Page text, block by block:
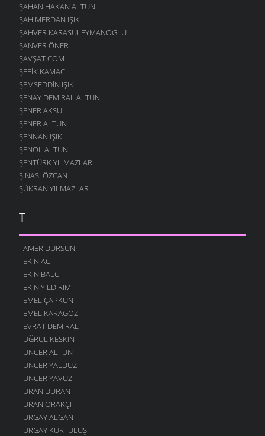
ŞAHAN HAKAN ALTUN
ŞAHIMERDAN IŞIK
ŞAHVER KARASULEYMANOGLU
ŞANVER ÖNER
ŞAVŞAT.COM
ŞEFIK KAMACI
ŞEMSEDDIN IŞIK
ŞENAY DEMIRAL ALTUN
ŞENER AKSU
ŞENER ALTUN
ŞENNAN IŞIK
ŞENOL ALTUN
ŞENTÜRK YILMAZLAR
ŞINASI ÖZCAN
ŞÜKRAN YILMAZLAR
T
TAMER DURSUN
TEKIN ACI
TEKIN BALCI
TEKIN YILDIRIM
TEMEL ÇAPKUN
TEMEL KARAGÖZ
TEVRAT DEMIRAL
TUĞRUL KESKIN
TUNCER ALTUN
TUNCER YALDUZ
TUNCER YAVUZ
TURAN DURAN
TURAN ORAKÇI
TURGAY ALGAN
TURGAY KURTULUŞ